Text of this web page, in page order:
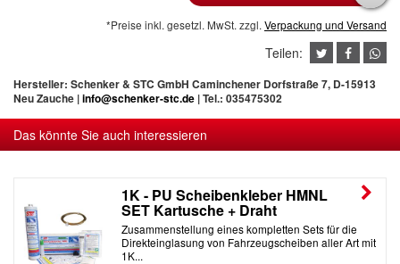
*Preise inkl. gesetzl. MwSt. zzgl. Verpackung und Versand
Teilen:
Hersteller: Schenker & STC GmbH Caminchener Dorfstraße 7, D-15913
Neu Zauche |info@schenker-stc.de | Tel.: 035475302
Das könnte Sie auch interessieren
1K - PU Scheibenkleber HMNL
SET Kartusche + Draht
Zusammenstellung eines kompletten Sets für die
Direkteinglasung von Fahrzeugscheiben aller Art mit
1K...